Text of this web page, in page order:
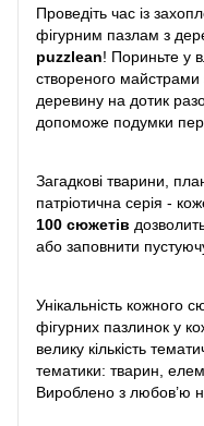
Проведіть час із
фігурним пазлам з
puzzlean! Пориньте у
створеного майстрами
деревину на дотик
допоможе подумки
Загадкові тварини,
патріотична серія -
100 сюжетів
або заповнити
Унікальність кожного
фігурних пазлинок у
велику кількість
тематики: тварин,
Вироблено з любов’ю